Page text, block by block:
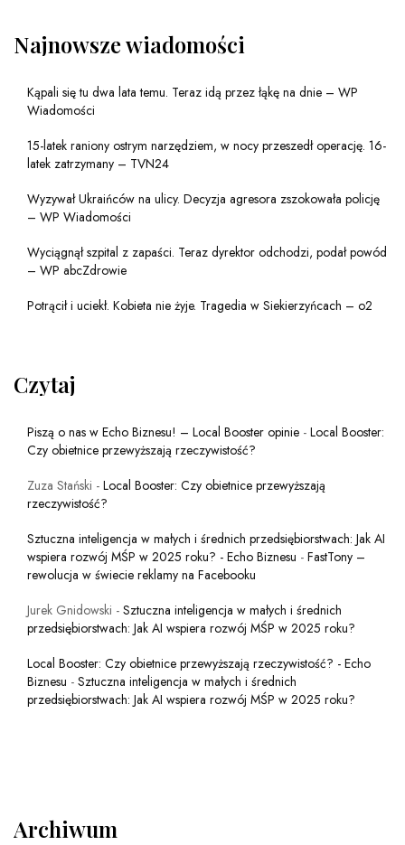
Najnowsze wiadomości
Kąpali się tu dwa lata temu. Teraz idą przez łąkę na dnie – WP
Wiadomości
15-latek raniony ostrym narzędziem, w nocy przeszedł operację. 16-
latek zatrzymany – TVN24
Wyzywał Ukraińców na ulicy. Decyzja agresora zszokowała policję
– WP Wiadomości
Wyciągnął szpital z zapaści. Teraz dyrektor odchodzi, podał powód
– WP abcZdrowie
Potrącił i uciekł. Kobieta nie żyje. Tragedia w Siekierzyńcach – o2
Czytaj
Piszą o nas w Echo Biznesu! – Local Booster opinie - Local Booster:
Czy obietnice przewyższają rzeczywistość?
Zuza Stański - Local Booster: Czy obietnice przewyższają
rzeczywistość?
Sztuczna inteligencja w małych i średnich przedsiębiorstwach: Jak AI
wspiera rozwój MŚP w 2025 roku? - Echo Biznesu - FastTony –
rewolucja w świecie reklamy na Facebooku
Jurek Gnidowski - Sztuczna inteligencja w małych i średnich
przedsiębiorstwach: Jak AI wspiera rozwój MŚP w 2025 roku?
Local Booster: Czy obietnice przewyższają rzeczywistość? - Echo
Biznesu - Sztuczna inteligencja w małych i średnich
przedsiębiorstwach: Jak AI wspiera rozwój MŚP w 2025 roku?
Archiwum